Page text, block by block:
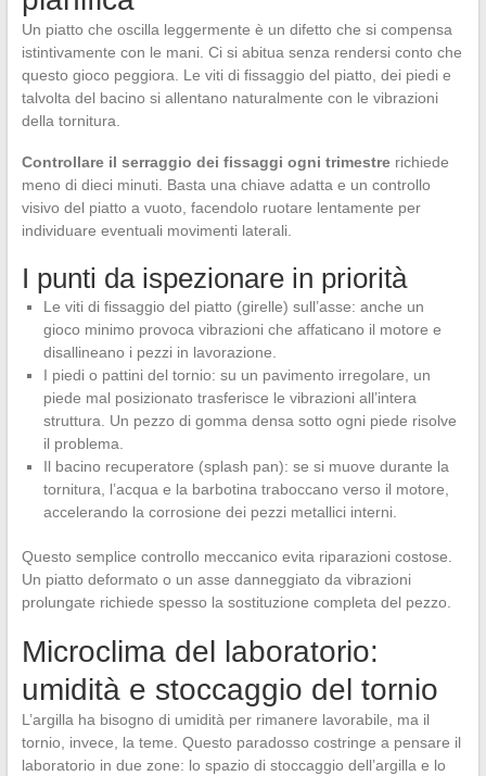
Un piatto che oscilla leggermente è un difetto che si compensa
istintivamente con le mani. Ci si abitua senza rendersi conto che
questo gioco peggiora. Le viti di fissaggio del piatto, dei piedi e
talvolta del bacino si allentano naturalmente con le vibrazioni
della tornitura.
Controllare il serraggio dei fissaggi ogni trimestrerichiede
meno di dieci minuti. Basta una chiave adatta e un controllo
visivo del piatto a vuoto, facendolo ruotare lentamente per
individuare eventuali movimenti laterali.
I punti da ispezionare in priorità
Le viti di fissaggio del piatto (girelle) sull’asse: anche un
gioco minimo provoca vibrazioni che affaticano il motore e
disallineano i pezzi in lavorazione.
I piedi o pattini del tornio: su un pavimento irregolare, un
piede mal posizionato trasferisce le vibrazioni all’intera
struttura. Un pezzo di gomma densa sotto ogni piede risolve
il problema.
Il bacino recuperatore (splash pan): se si muove durante la
tornitura, l’acqua e la barbotina traboccano verso il motore,
accelerando la corrosione dei pezzi metallici interni.
Questo semplice controllo meccanico evita riparazioni costose.
Un piatto deformato o un asse danneggiato da vibrazioni
prolungate richiede spesso la sostituzione completa del pezzo.
Microclima del laboratorio:
umidità e stoccaggio del tornio
L’argilla ha bisogno di umidità per rimanere lavorabile, ma il
tornio, invece, la teme. Questo paradosso costringe a pensare il
laboratorio in due zone: lo spazio di stoccaggio dell’argilla e lo